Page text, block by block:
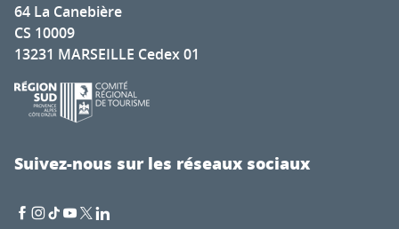
64 La Canebière
CS 10009
13231 MARSEILLE Cedex 01
Suivez-nous sur les réseaux sociaux